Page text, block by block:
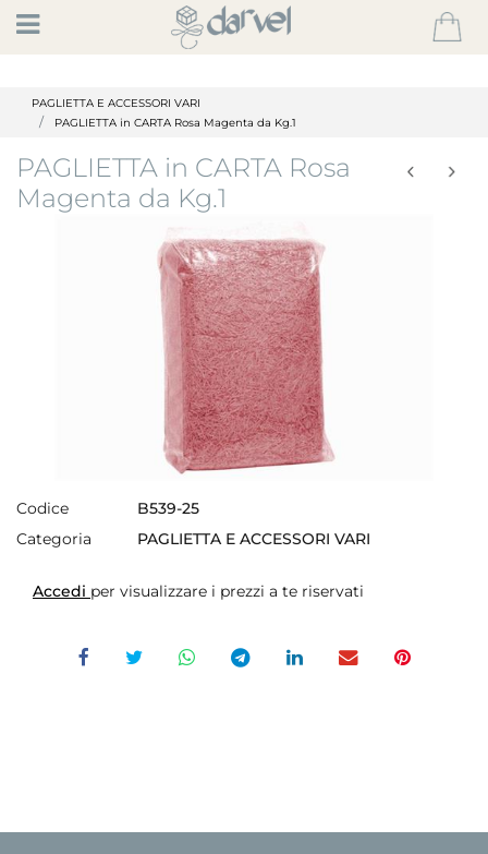
Open
PAGLIETTA E ACCESSORI VARI
PAGLIETTA in CARTA Rosa Magenta da Kg.1
PAGLIETTA in CARTA Rosa
Magenta da Kg.1
Codice
B539-25
Categoria
PAGLIETTA E ACCESSORI VARI
Accedi per visualizzare i prezzi a te riservati